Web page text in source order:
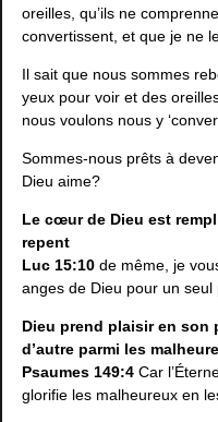
oreilles, qu’ils ne
convertissent, et que je ne
Il sait que nous sommes
yeux pour voir et des
nous voulons nous y
Sommes-nous prêts à
Dieu aime?
Le cœur de Dieu est
repent
Luc 15:10 de même, je
anges de Dieu pour un seul
Dieu prend plaisir en son
d’autre parmi les
Psaumes 149:4 Car
glorifie les malheureux en